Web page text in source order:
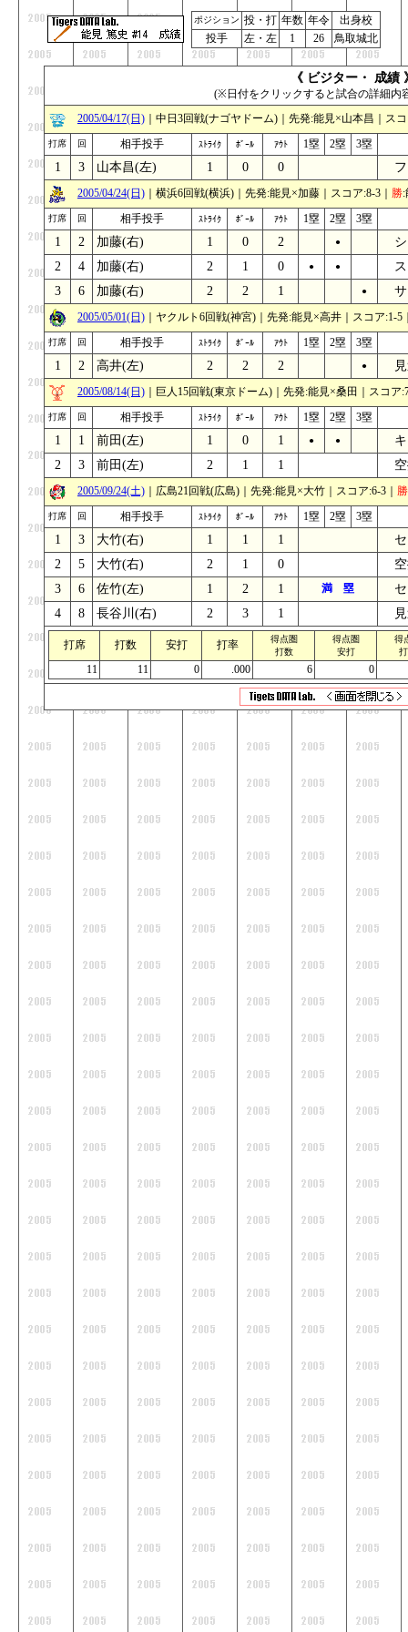
ポジション 投・打 年数 年令
出身校
投手
左・左 1 26 鳥取城北
《 ビジター・ 成績
(※日付をクリックすると試合の詳細内
2005/04/17(日) ｜中日3回戦(ナゴヤドーム)｜先発:能見×山本昌｜ス
打席 回 相手投手 ｽﾄﾗｲｸ ﾎﾞｰﾙ ｱｳﾄ 1塁 2塁 3塁
1 3 山本昌(左) 1 0 0
2005/04/24(日) ｜横浜6回戦(横浜)｜先発:能見×加藤｜スコア:8-3｜ 勝
打席 回 相手投手 ｽﾄﾗｲｸ ﾎﾞｰﾙ ｱｳﾄ 1塁 2塁 3塁
1 2 加藤(右) 1 0 2 ●
2
4 加藤(右) 2 1 0 ● ●
3
6 加藤(右) 2 2 1 ●
2005/05/01(日) ｜ヤクルト6回戦(神宮)｜先発:能見×高井｜スコア:1-5
打席 回 相手投手 ｽﾄﾗｲｸ ﾎﾞｰﾙ ｱｳﾄ 1塁 2塁 3塁
1 2 高井(左) 2 2 2 ●
2005/08/14(日) ｜巨人15回戦(東京ドーム)｜先発:能見×桑田｜スコア
打席 回 相手投手 ｽﾄﾗｲｸ ﾎﾞｰﾙ ｱｳﾄ 1塁 2塁 3塁
1 1 前田(左) 1 0 1 ● ●
2
3 前田(左) 2 1 1
2005/09/24(土) ｜広島21回戦(広島)｜先発:能見×大竹｜スコア:6-3｜ 勝
打席 回 相手投手 ｽﾄﾗｲｸ ﾎﾞｰﾙ ｱｳﾄ 1塁 2塁 3塁
1 3 大竹(右) 1 1 1
2
5 大竹(右) 2 1 0
3
6 佐竹(左) 1 2 1 満 塁
4
8 長谷川(右) 2 3 1
打席 打数 安打 打率
得点圏
打数
得点圏
安打
得
11 11 0 .000 6 0